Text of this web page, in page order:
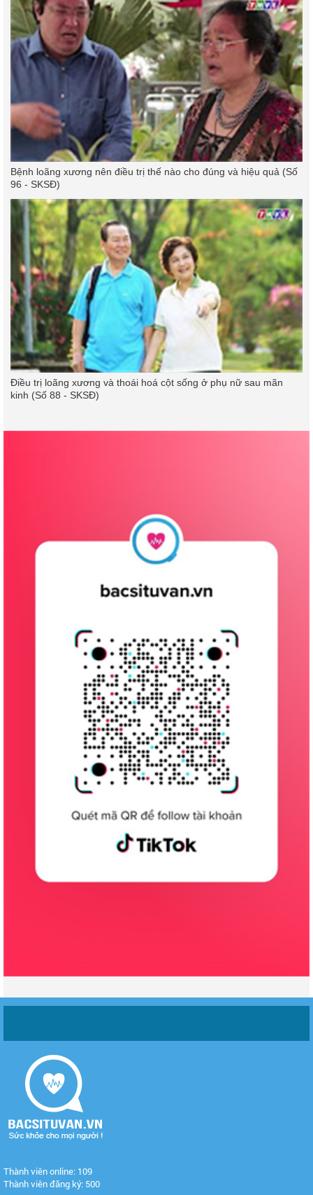
Bệnh loãng xương nên điều trị thế nào cho đúng và hiệu quả (Số
96 - SKSĐ)
Điều trị loãng xương và thoái hoá cột sống ở phụ nữ sau mãn
kinh (Số 88 - SKSĐ)
Thành viên online: 109
Thành viên đăng ký: 500